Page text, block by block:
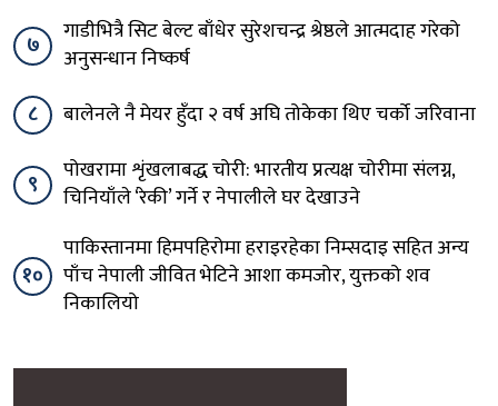
७
गाडीभित्रै सिट बेल्ट बाँधेर सुरेशचन्द्र श्रेष्ठले आत्मदाह गरेको
अनुसन्धान निष्कर्ष
८
बालेनले नै मेयर हुँदा २ वर्ष अघि तोकेका थिए चर्को जरिवाना
९
पोखरामा शृंखलाबद्ध चोरी: भारतीय प्रत्यक्ष चोरीमा संलग्न,
चिनियाँले ‘रेकी’ गर्ने र नेपालीले घर देखाउने
१०
पाकिस्तानमा हिमपहिरोमा हराइरहेका निम्सदाइ सहित अन्य
पाँच नेपाली जीवित भेटिने आशा कमजोर, युक्तको शव
निकालियो